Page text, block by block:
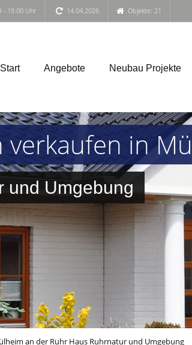
- 19.00 Uhr 14.04.2026 Objekte: 21
Start Angebote Neubau Projekte
verkaufen in
und Umgebung
an der Ruhr Haus Ruhrnatur und Umgebung